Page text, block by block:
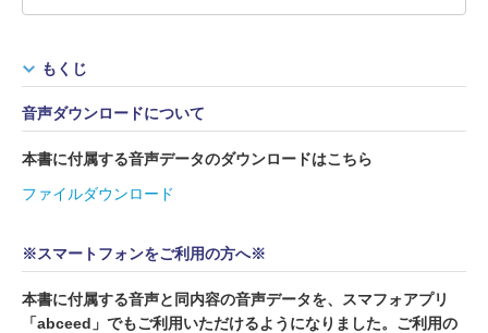
もくじ
音声ダウンロードについて
本書に付属する音声データのダウンロードはこちら
ファイルダウンロード
※スマートフォンをご利用の方へ※
本書に付属する音声と同内容の音声データを、スマフォアプリ
「abceed」でもご利用いただけるようになりました。ご利用の